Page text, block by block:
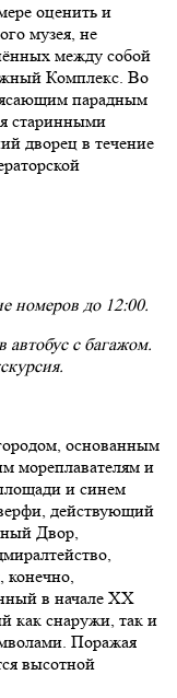
оценить и
музея, не
между собой
Комплекс. Во
парадным
старинными
дворец в течение
номеров до 12:00.
автобус с багажом.
основанным
мореплавателям и
и синем
действующий
Двор,
в начале XX
как снаружи, так и
Поражая
высотной